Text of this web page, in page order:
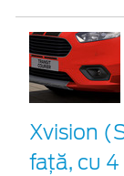
Xvision
faţă, cu